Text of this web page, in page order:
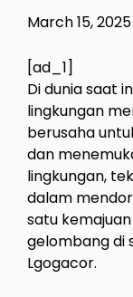
March 15, 2025
[ad_1]
Di dunia saat
lingkungan
berusaha
dan
lingkungan,
dalam
satu
gelombang di
Lgogacor.